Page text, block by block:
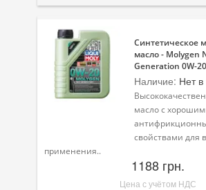
Смазки
Специальные программы
Велосипедная программа
Масла для лодочных моторов
Моторное масло для мотоцикла
Оружейное масло
Садовая программа
Синтетическое
масло - Molygen
Generation 0W-
Наличие: Нет
масло с
свойствами для
применения..
1188 грн.
Цена с учётом НДС